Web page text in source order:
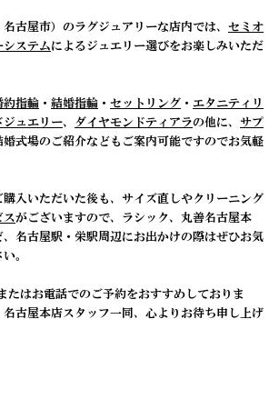
古屋市）のラグジュアリーな店内では、 セミオ
ステムによるジュエリー選びをお楽しみいただ
約指輪 ・ 結婚指輪 ・ セットリング ・ エタニティリ
ジュエリー、 ダイヤモンドティアラの他に、 サプ
婚式場のご紹介などもご案内可能ですのでお気軽
入いただいた後も、サイズ直しやクリーニング
スがございますので、ラシック、丸善名古屋本
名古屋駅・栄駅周辺にお出かけの際はぜひお気
。
たはお電話でのご予約をおすすめしておりま
古屋本店スタッフ一同、心よりお待ち申し上げ